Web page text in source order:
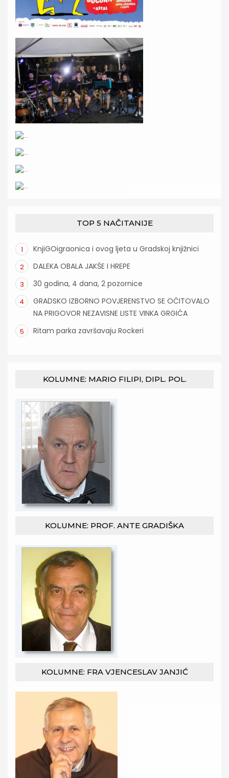
TOP 5 NAČITANIJE
1 KnjiGOigraonica i ovog ljeta u Gradskoj knjižnici
2 DALEKA OBALA JAKŠE I HREPE
3 30 godina, 4 dana, 2 pozornice
4
GRADSKO IZBORNO POVJERENSTVO SE OČITOVALO
NA PRIGOVOR NEZAVISNE LISTE VINKA GRGIĆA
5 Ritam parka završavaju Rockeri
KOLUMNE: MARIO FILIPI, DIPL. POL.
KOLUMNE: PROF. ANTE GRADIŠKA
KOLUMNE: FRA VJENCESLAV JANJIĆ